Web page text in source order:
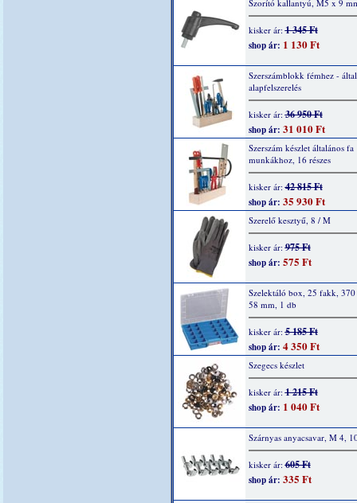
Szorító kallantyú, M5 x 9
kisker ár:1 345 Ft
shop ár: 1 130 Ft
Szerszámblokk fémhez -
alapfelszerelés
kisker ár:36 950 Ft
shop ár: 31 010 Ft
Szerszám készlet általános fa
munkákhoz, 16 részes
kisker ár:42 815 Ft
shop ár: 35 930 Ft
Szerelő kesztyű, 8 / M
kisker ár:975 Ft
shop ár: 575 Ft
Szelektáló box, 25 fakk,
58 mm, 1 db
kisker ár:5 185 Ft
shop ár: 4 350 Ft
Szegecs készlet
kisker ár:1 215 Ft
shop ár: 1 040 Ft
Szárnyas anyacsavar, M 4,
kisker ár:605 Ft
shop ár: 335 Ft